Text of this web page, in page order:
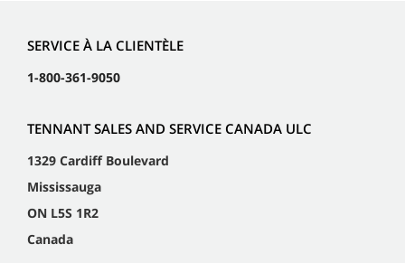
SERVICE À LA CLIENTÈLE
1-800-361-9050
TENNANT SALES AND SERVICE CANADA ULC
1329 Cardiff Boulevard
Mississauga
ON L5S 1R2
Canada